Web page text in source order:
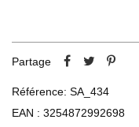
Partage
Référence: SA_434
EAN : 3254872992698